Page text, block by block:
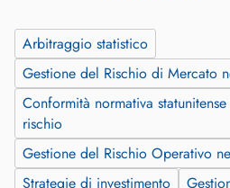
Arbitraggio statistico
Gestione del Rischio di Mercato
Conformità normativa
rischio
Gestione del Rischio Operativo
Strategie di investimento